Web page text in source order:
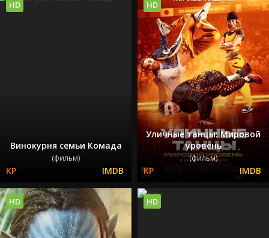
Винокурня семьи Комада
(фильм)
HD
Уличные танцы: Мировой
уровень
(фильм)
HD
HD HD